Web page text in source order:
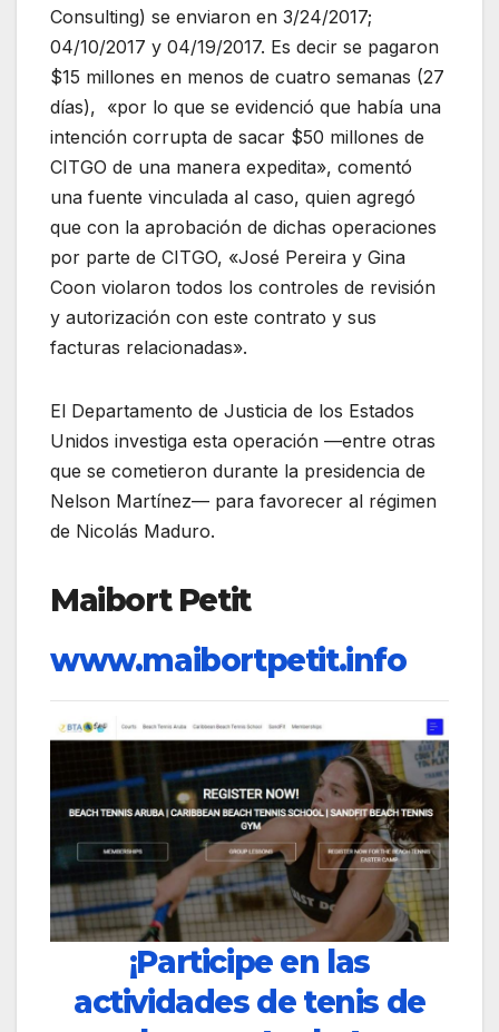
Consulting) se enviaron en 3/24/2017;
04/10/2017 y 04/19/2017. Es decir se pagaron
$15 millones en menos de cuatro semanas (27
días), «por lo que se evidenció que había una
intención corrupta de sacar $50 millones de
CITGO de una manera expedita», comentó
una fuente vinculada al caso, quien agregó
que con la aprobación de dichas operaciones
por parte de CITGO, «José Pereira y Gina
Coon violaron todos los controles de revisión
y autorización con este contrato y sus
facturas relacionadas».
El Departamento de Justicia de los Estados
Unidos investiga esta operación —entre otras
que se cometieron durante la presidencia de
Nelson Martínez— para favorecer al régimen
de Nicolás Maduro.
Maibort Petit
www.maibortpetit.info
¡Participe en las
actividades de tenis de